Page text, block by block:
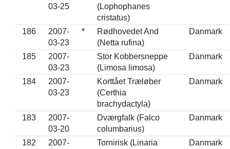
03-25
(Lophophanes
cristatus)
186
2007-
03-23
*
Rødhovedet And
(Netta rufina)
Danmark
185
2007-
03-23
Stor Kobbersneppe
(Limosa limosa)
Danmark
184
2007-
03-23
Korttået Træløber
(Certhia
brachydactyla)
Danmark
183
2007-
03-20
Dværgfalk (Falco
columbarius)
Danmark
182
2007-
Tornirisk (Linaria
Danmark